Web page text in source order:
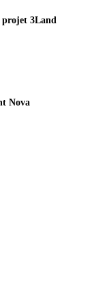
projet 3Land
Nova